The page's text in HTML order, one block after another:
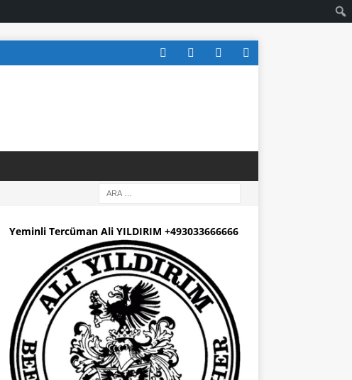
Yeminli Tercüman Ali YILDIRIM +493033666666